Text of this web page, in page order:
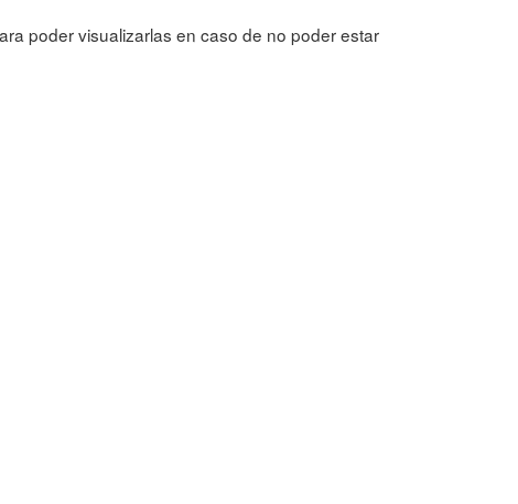
poder visualizarlas en caso de no poder estar